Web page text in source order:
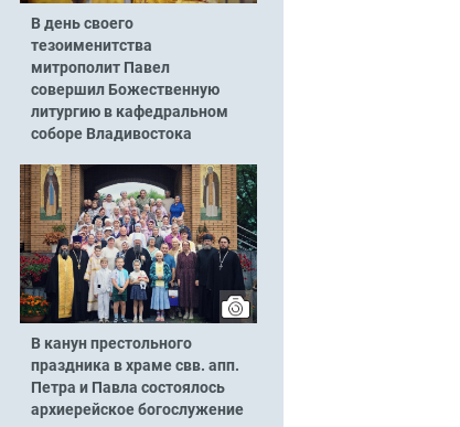
В день своего
тезоименитства
митрополит Павел
совершил Божественную
литургию в кафедральном
соборе Владивостока
В канун престольного
праздника в храме свв. апп.
Петра и Павла состоялось
архиерейское богослужение